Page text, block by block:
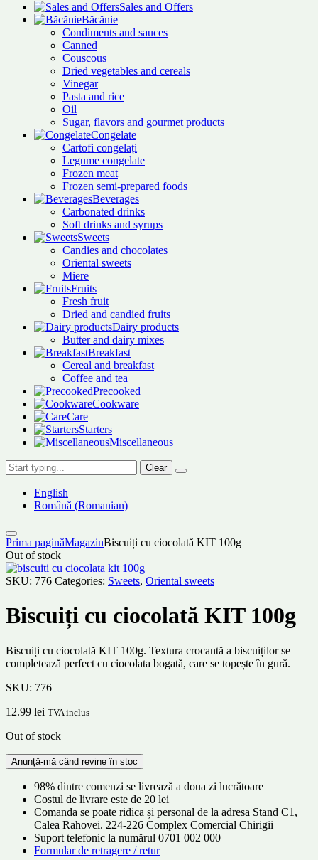
Sales and Offers
Băcănie
Condiments and sauces
Canned
Couscous
Dried vegetables and cereals
Vinegar
Pasta and rice
Oil
Sugar, flavors and gourmet products
Congelate
Cartofi congelați
Legume congelate
Frozen meat
Frozen semi-prepared foods
Beverages
Carbonated drinks
Soft drinks and syrups
Sweets
Candies and chocolates
Oriental sweets
Miere
Fruits
Fresh fruit
Dried and candied fruits
Dairy products
Butter and dairy mixes
Breakfast
Cereal and breakfast
Coffee and tea
Precooked
Cookware
Care
Starters
Miscellaneous
Clear
English
Română (Romanian)
Prima paginăMagazinBiscuiți cu ciocolată KIT 100g
Out of stock
SKU: 776 Categories: Sweets, Oriental sweets
Biscuiți cu ciocolată KIT 100g
Biscuiți cu ciocolată KIT 100g. Textura crocantă a biscuiților se
completează perfect cu ciocolata bogată, care se topește în gură.
SKU: 776
12.99 lei TVA inclus
Out of stock
98% dintre comenzi se livrează a doua zi lucrătoare
Costul de livrare este de 20 lei
Comanda se poate ridica și personal de la adresa Stand C1,
Calea Rahovei. 224-226 Complex Comercial Chirigii
Suport telefonic la numărul 0701 002 000
Formular de retragere / retur